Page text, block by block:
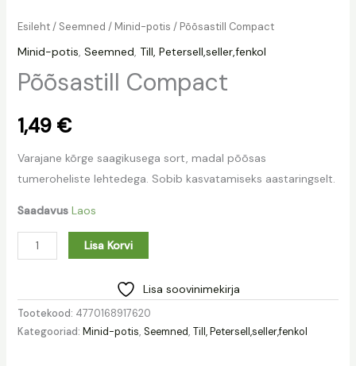
Esileht/ Seemned / Minid-potis / Põõsastill Compact
Minid-potis, Seemned, Till, Petersell,seller,fenkol
Põõsastill Compact
1,49 €
Varajane kõrge saagikusega sort, madal põõsas
tumeroheliste lehtedega. Sobib kasvatamiseks aastaringselt.
Saadavus Laos
Lisa Korvi
Lisa soovinimekirja
Tootekood: 4770168917620
Kategooriad: Minid-potis, Seemned, Till, Petersell,seller,fenkol